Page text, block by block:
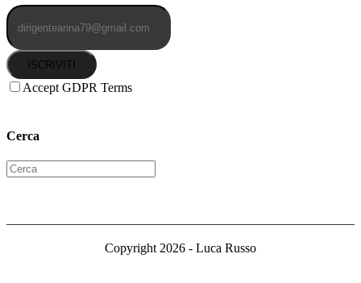
ISCRIVITI
Accept GDPR Terms
Cerca
Copyright 2026 - Luca Russo